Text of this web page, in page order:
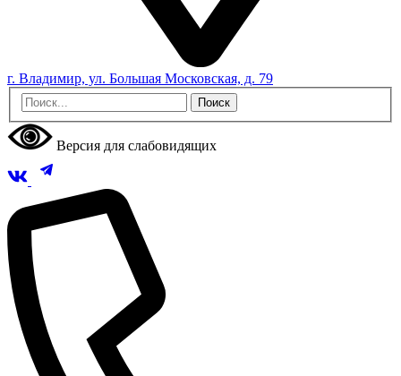
г. Владимир, ул. Большая Московская, д. 79
Версия для слабовидящих